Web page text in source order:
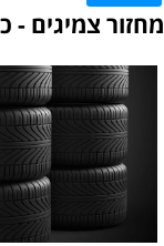
מחזור צמיגים -